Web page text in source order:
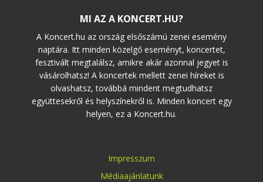
MI AZ A KONCERT.HU?
A Koncert.hu az ország elsőszámú zenei esemény
naptára. Itt minden közelgő eseményt, koncertet,
fesztivált megtalálsz, amikre akár azonnal jegyet is
vásárolhatsz! A koncertek mellett zenei híreket is
olvashatsz, továbbá mindent megtudhatsz
együttesekről és helyszínekről is. Minden koncert egy
helyen, ez a Koncert.hu.
Impresszum
Médiaajánlatunk